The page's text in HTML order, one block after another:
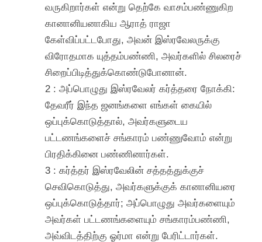
வருகிறார்கள் என்று தெற்கே வாசம்பண்ணுகிற
கானானியனாகிய ஆராத் ராஜா
கேள்விப்பட்டபோது, அவன் இஸ்ரவேலருக்கு
விரோதமாக யுத்தம்பண்ணி, அவர்களில் சிலரைச்
சிறைப்பிடித்துக்கொண்டுபோனான்.
2 : அப்பொழுது இஸ்ரவேலர் கர்த்தரை நோக்கி:
தேவரீர் இந்த ஜனங்களை எங்கள் கையில்
ஒப்புக்கொடுத்தால், அவர்களுடைய
பட்டணங்களைச் சங்காரம் பண்ணுவோம் என்று
பிரதிக்கினை பண்ணினார்கள்.
3 : கர்த்தர் இஸ்ரவேலின் சத்தத்துக்குச்
செவிகொடுத்து, அவர்களுக்குக் கானானியரை
ஒப்புக்கொடுத்தார்; அப்பொழுது அவர்களையும்
அவர்கள் பட்டணங்களையும் சங்காரம்பண்ணி,
அவ்விடத்திற்கு ஓர்மா என்று பேரிட்டார்கள்.